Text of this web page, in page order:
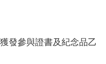
發參與證書及紀念品乙